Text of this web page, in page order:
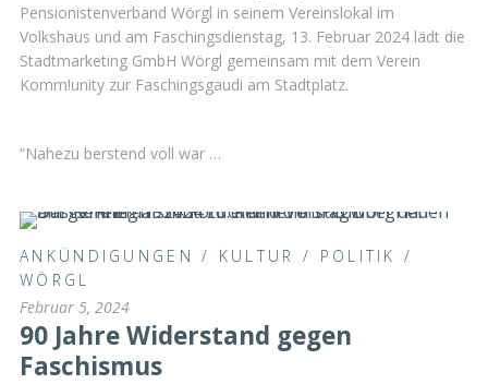
Pensionistenverband Wörgl in seinem Vereinslokal im
Volkshaus und am Faschingsdienstag, 13. Februar 2024 lädt die
Stadtmarketing GmbH Wörgl gemeinsam mit dem Verein
Komm!unity zur Faschingsgaudi am Stadtplatz.
“Nahezu berstend voll war …
ANKÜNDIGUNGEN / KULTUR / POLITIK /
WÖRGL
Februar 5, 2024
90 Jahre Widerstand gegen
Faschismus